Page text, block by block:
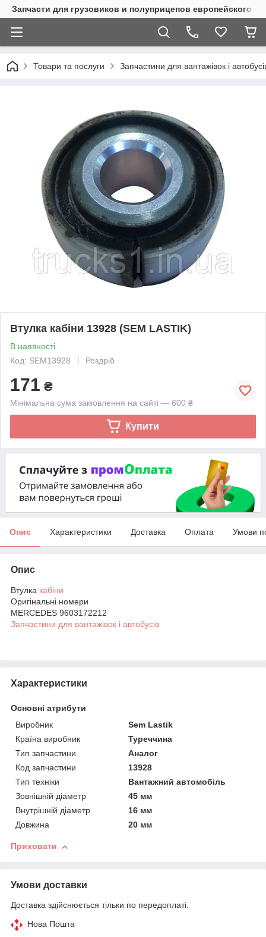
Запчасти для грузовиков и полуприцепов европейского
Товари та послуги Запчастини для вантажівок і
Втулка кабіни 13928 (SEM LASTIK)
В наявності
Код: SEM13928
Роздріб
171 ₴
Мінімальна сума замовлення на сайті — 600 ₴
Купити
Опис Характеристики Доставка Оплата Умови
Опис
Втулка кабіни
Оригінальні номери
MERCEDES 9603172212
Запчастини для вантажівок і автобусів
Характеристики
Основні атрибути
Виробник
Sem Lastik
Країна виробник
Туреччина
Тип запчастини
Аналог
Код запчастини
13928
Тип техніки
Вантажний автомобіль
Зовнішній діаметр
45 мм
Внутрішній діаметр
16 мм
Довжина
20 мм
Приховати
Умови доставки
Доставка здійснюється тільки по передоплаті.
Нова Пошта